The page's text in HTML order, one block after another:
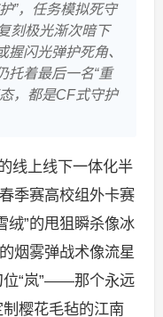
”，任务模拟死守
刻极光渐次暗下
握闪光弹护死角、
托着最后一名“重
，都是CF式守护
线上线下一体化半
季赛高校组外卡赛
绒”的甩狙瞬杀像冰
烟雾弹战术像流星
位“岚”——那个永远
樱花毛毡的江南